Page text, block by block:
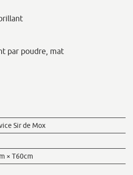
par poudre, mat
Sir de Mox
× T60cm